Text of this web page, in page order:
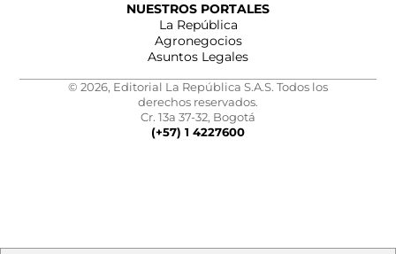
NUESTROS PORTALES
La República
Agronegocios
Asuntos Legales
© 2026, Editorial La República S.A.S. Todos los
derechos reservados.
Cr. 13a 37-32, Bogotá
(+57) 1 4227600